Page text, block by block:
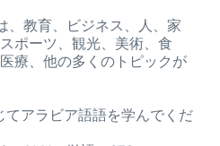
、教育、ビジネス、人、家
ポーツ、観光、美術、食
療、他の多くのトピックが
てアラビア語語を学んでくだ